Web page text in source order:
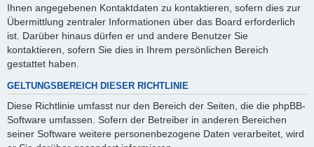
Ihnen angegebenen Kontaktdaten zu kontaktieren, sofern dies zur
Übermittlung zentraler Informationen über das Board erforderlich
ist. Darüber hinaus dürfen er und andere Benutzer Sie
kontaktieren, sofern Sie dies in Ihrem persönlichen Bereich
gestattet haben.
GELTUNGSBEREICH DIESER RICHTLINIE
Diese Richtlinie umfasst nur den Bereich der Seiten, die die phpBB-
Software umfassen. Sofern der Betreiber in anderen Bereichen
seiner Software weitere personenbezogene Daten verarbeitet, wird